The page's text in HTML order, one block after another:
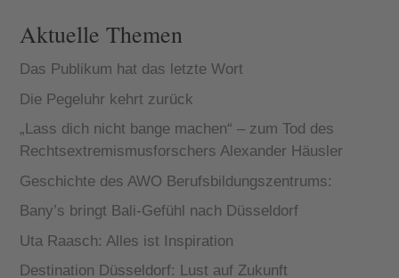
Aktuelle Themen
Das Publikum hat das letzte Wort
Die Pegeluhr kehrt zurück
„Lass dich nicht bange machen“ – zum Tod des
Rechtsextremismusforschers Alexander Häusler
Geschichte des AWO Berufsbildungszentrums:
Bany’s bringt Bali-Gefühl nach Düsseldorf
Uta Raasch: Alles ist Inspiration
Destination Düsseldorf: Lust auf Zukunft